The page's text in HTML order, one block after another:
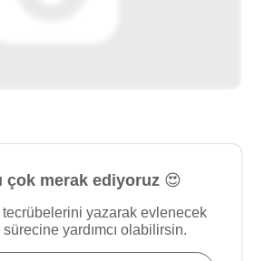
çok merak ediyoruz 😍
yazarak evlenecek
yardımcı olabilirsin.